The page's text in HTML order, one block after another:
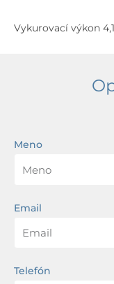
Vykurovací výkon
Meno
Email
Telefón